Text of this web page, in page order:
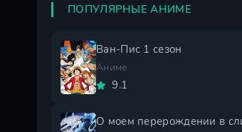
ПОПУЛЯРНЫЕ АНИМЕ
Ван-Пис 1 сезон
Аниме
9.1